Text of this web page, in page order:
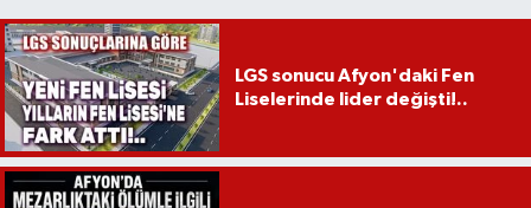
LGS sonucu Afyon'daki Fen
Liselerinde lider değişti!..